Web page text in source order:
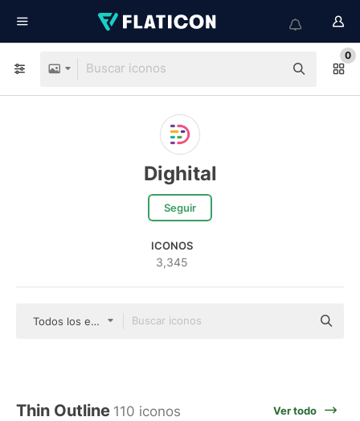
0
Dighital
Seguir
ICONOS
3,345
Todos los estilos
Thin Outline 110 iconos Ver todo